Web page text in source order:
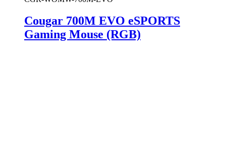
Cougar 700M EVO eSPORTS
Gaming Mouse (RGB)